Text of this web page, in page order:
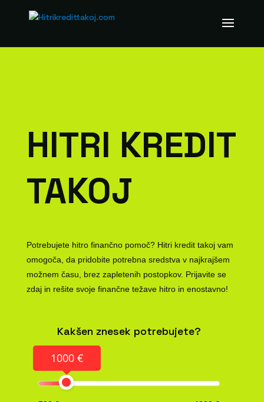
HITRI KREDIT
TAKOJ
Potrebujete hitro finančno pomoč? Hitri kredit takoj vam
omogoča, da pridobite potrebna sredstva v najkrajšem
možnem času, brez zapletenih postopkov. Prijavite se
zdaj in rešite svoje finančne težave hitro in enostavno!
Kakšen znesek potrebujete?
1000 €